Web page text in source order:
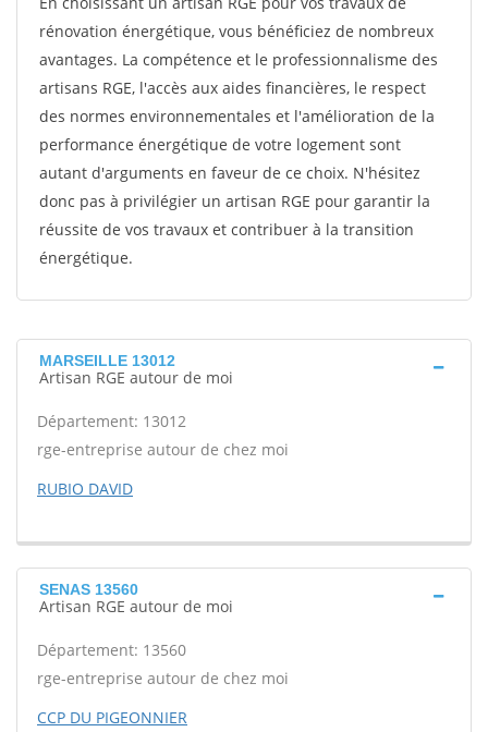
rénovation énergétique, vous bénéficiez de nombreux
avantages. La compétence et le professionnalisme des
artisans RGE, l'accès aux aides financières, le respect
des normes environnementales et l'amélioration de la
performance énergétique de votre logement sont
autant d'arguments en faveur de ce choix. N'hésitez
donc pas à privilégier un artisan RGE pour garantir la
réussite de vos travaux et contribuer à la transition
énergétique.
MARSEILLE 13012
Artisan RGE autour de moi
Département: 13012
rge-entreprise autour de chez moi
RUBIO DAVID
SENAS 13560
Artisan RGE autour de moi
Département: 13560
rge-entreprise autour de chez moi
CCP DU PIGEONNIER